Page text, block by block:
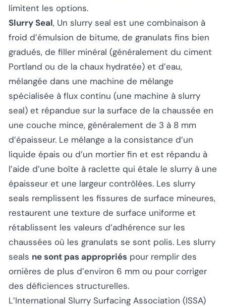
limitent les options.
Slurry Seal, Un slurry seal est une combinaison à
froid d’émulsion de bitume, de granulats fins bien
gradués, de filler minéral (généralement du ciment
Portland ou de la chaux hydratée) et d’eau,
mélangée dans une machine de mélange
spécialisée à flux continu (une machine à slurry
seal) et répandue sur la surface de la chaussée en
une couche mince, généralement de 3 à 8 mm
d’épaisseur. Le mélange a la consistance d’un
liquide épais ou d’un mortier fin et est répandu à
l’aide d’une boîte à raclette qui étale le slurry à une
épaisseur et une largeur contrôlées. Les slurry
seals remplissent les fissures de surface mineures,
restaurent une texture de surface uniforme et
rétablissent les valeurs d’adhérence sur les
chaussées où les granulats se sont polis. Les slurry
seals ne sont pas appropriés pour remplir des
ornières de plus d’environ 6 mm ou pour corriger
des déficiences structurelles.
L’International Slurry Surfacing Association (ISSA)